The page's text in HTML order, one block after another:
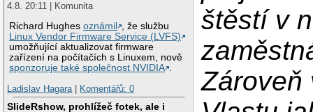
4.8. 20:11 | Komunita
Richard Hughesoznámil
, že službu
Linux Vendor Firmware Service (LVFS)
umožňující aktualizovat firmware
zařízení na počítačích s Linuxem, nově
sponzoruje také společnost NVIDIA .
Ladislav Hagara | Komentářů: 0
SlideRshow, prohlížeč fotek, ale i
štěstí v
Zároveň